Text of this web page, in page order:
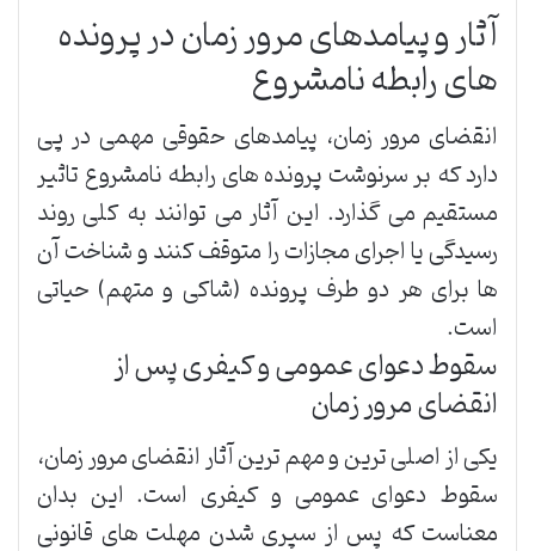
آثار و پیامدهای مرور زمان در پرونده
های رابطه نامشروع
انقضای مرور زمان، پیامدهای حقوقی مهمی در پی
دارد که بر سرنوشت پرونده های رابطه نامشروع تاثیر
مستقیم می گذارد. این آثار می توانند به کلی روند
رسیدگی یا اجرای مجازات را متوقف کنند و شناخت آن
ها برای هر دو طرف پرونده (شاکی و متهم) حیاتی
است.
سقوط دعوای عمومی و کیفری پس از
انقضای مرور زمان
یکی از اصلی ترین و مهم ترین آثار انقضای مرور زمان،
سقوط دعوای عمومی و کیفری است. این بدان
معناست که پس از سپری شدن مهلت های قانونی